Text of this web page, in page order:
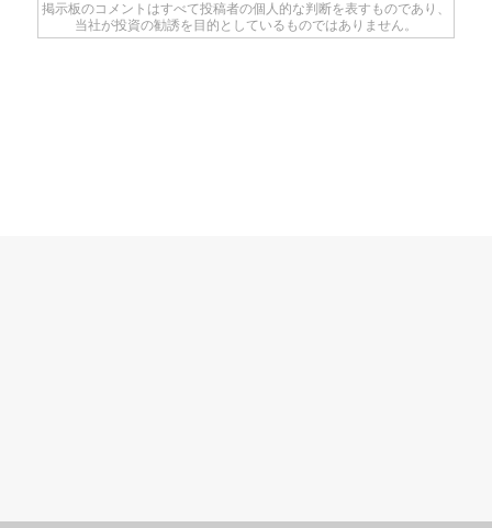
掲示板のコメントはすべて投稿者の個人的な判断を表すものであり、
当社が投資の勧誘を目的としているものではありません。